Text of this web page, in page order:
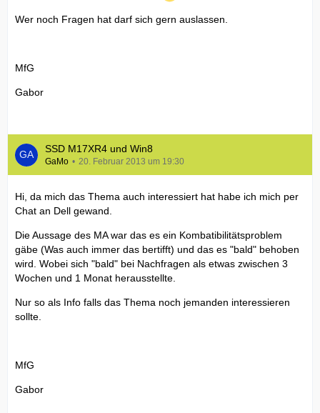
Wer noch Fragen hat darf sich gern auslassen.
MfG
Gabor
SSD M17XR4 und Win8
GaMo 20. Februar 2013 um 19:30
Hi, da mich das Thema auch interessiert hat habe ich mich per
Chat an Dell gewand.
Die Aussage des MA war das es ein Kombatibilitätsproblem
gäbe (Was auch immer das bertifft) und das es "bald" behoben
wird. Wobei sich "bald" bei Nachfragen als etwas zwischen 3
Wochen und 1 Monat herausstellte.
Nur so als Info falls das Thema noch jemanden interessieren
sollte.
MfG
Gabor